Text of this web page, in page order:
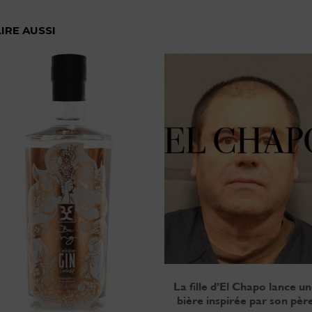
AUSSI
La fille d’El Chapo lance
bière inspirée par son